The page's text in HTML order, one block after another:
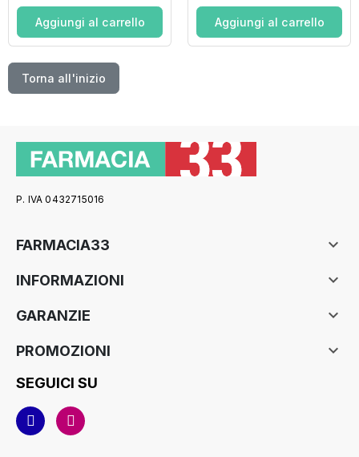
Aggiungi al carrello Aggiungi al carrello
Torna all'inizio
P. IVA 0432715016
FARMACIA33 
INFORMAZIONI 
GARANZIE 
PROMOZIONI 
SEGUICI SU